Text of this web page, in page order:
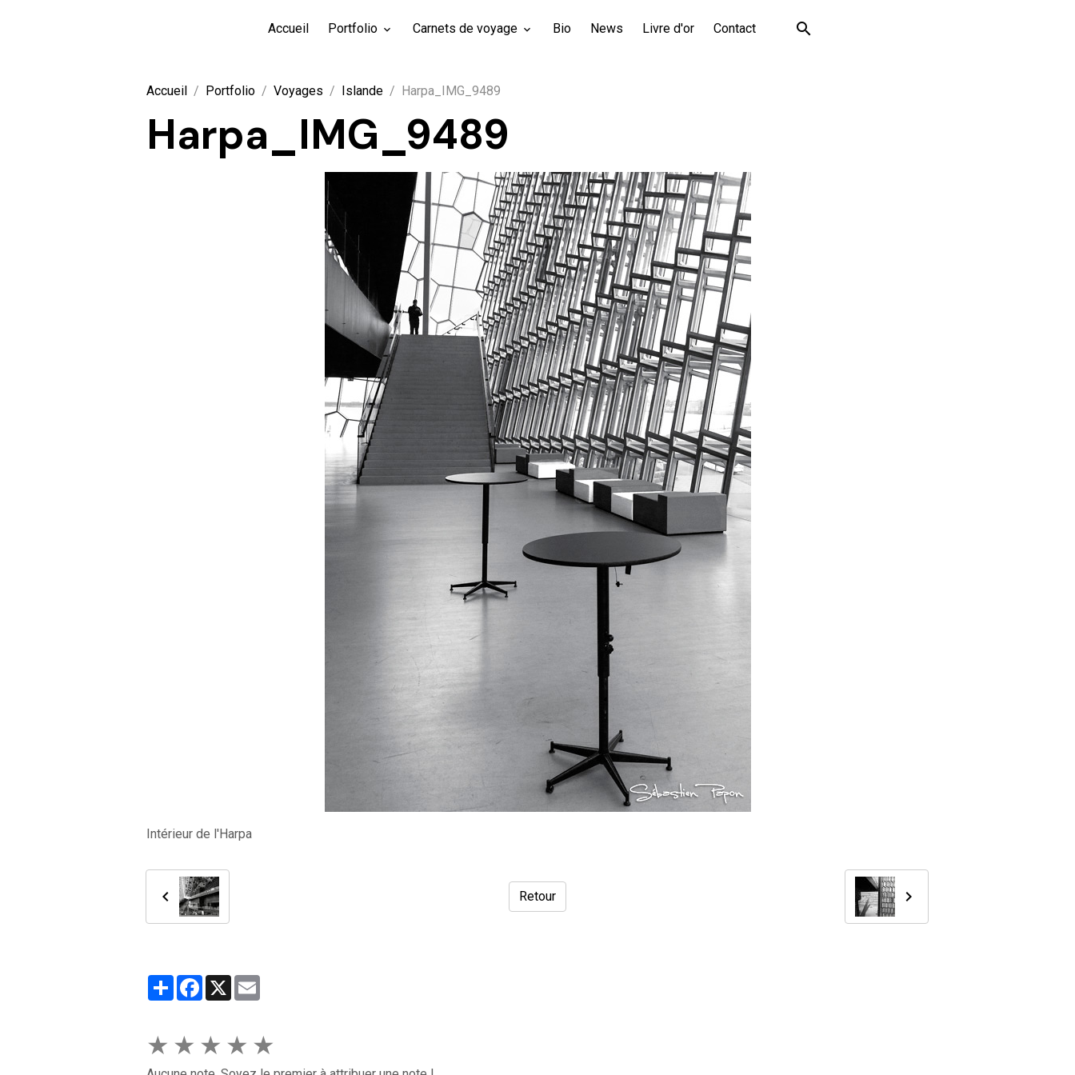
Accueil Portfolio Carnets de voyage Bio News Livre d'or Contact
Accueil Portfolio Voyages Islande Harpa_IMG_9489
Harpa_IMG_9489
Intérieur de l'Harpa
Retour
PartagerFacebook
X
★ ★ ★ ★ ★